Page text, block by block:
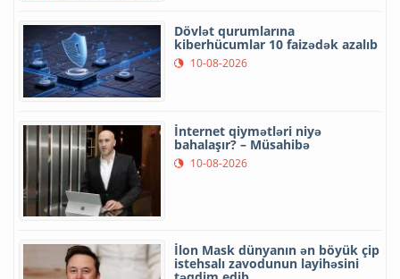
Dövlət qurumlarına
kiberhücumlar 10 faizədək azalıb
10-08-2026
İnternet qiymətləri niyə
bahalaşır? – Müsahibə
10-08-2026
İlon Mask dünyanın ən böyük çip
istehsalı zavodunun layihəsini